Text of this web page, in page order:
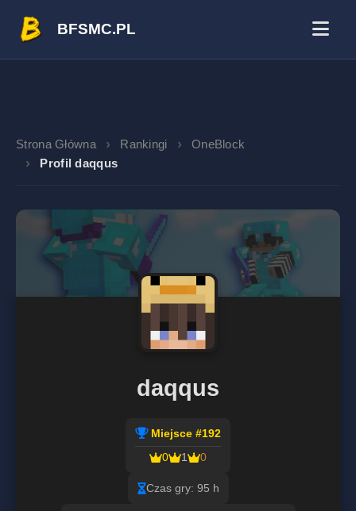
BFSMC.PL
Strona Główna Rankingi
OneBlock
Profil daqqus
daqqus
Miejsce #192
0
1 0
Czas gry: 95 h